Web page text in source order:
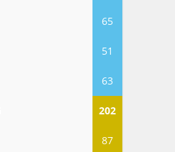
65
51
63
202
87